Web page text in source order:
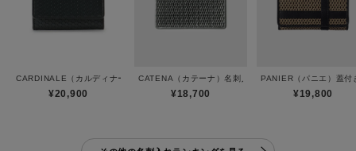
CARDINALE（カルディナーレ）カードケース
¥20,900
CATENA（カテーナ）名刺入れ
¥18,700
PANIER（パニエ）蓋付
¥19,800